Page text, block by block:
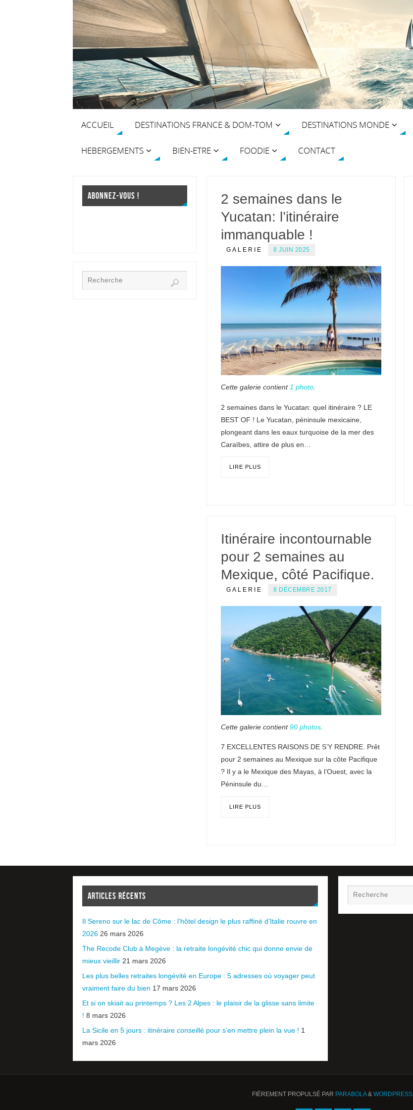
ACCUEIL DESTINATIONS FRANCE & DOM-TOM DESTINATIONS MONDE
HEBERGEMENTS BIEN-ETRE FOODIE CONTACT
2 semaines dans le
Yucatan: l’itinéraire
immanquable !
GALERIE 8 JUIN 2025
Cette galerie contient 1 photo
2 semaines dans le Yucatan: quel itinéraire ? LE
BEST OF ! Le Yucatan, péninsule mexicaine,
plongeant dans les eaux turquoise de la mer des
Caraïbes, attire de plus en…
LIRE PLUS
Itinéraire incontournable
pour 2 semaines au
Mexique, côté Pacifique.
GALERIE 8 DÉCEMBRE 2017
Cette galerie contient90 photos
7 EXCELLENTES RAISONS DE S’Y RENDRE. Prêt
pour 2 semaines au Mexique sur la côte Pacifique
? Il y a le Mexique des Mayas, à l’Ouest, avec la
Péninsule du…
LIRE PLUS
ABONNEZ-VOUS !
ARTICLES RÉCENTS
Il Sereno sur le lac de Côme : l’hôtel design le plus raffiné d’Italie rouvre en
2026 26 mars 2026
The Recode Club à Megève : la retraite longévité chic qui donne envie de
mieux vieillir 21 mars 2026
Les plus belles retraites longévité en Europe : 5 adresses où voyager peut
vraiment faire du bien 17 mars 2026
Et si on skiait au printemps ? Les 2 Alpes : le plaisir de la glisse sans limite
! 8 mars 2026
La Sicile en 5 jours : itinéraire conseillé pour s’en mettre plein la vue ! 1
mars 2026
FIÈREMENT PROPULSÉ PAR PARABOLA& WORDPRESS.